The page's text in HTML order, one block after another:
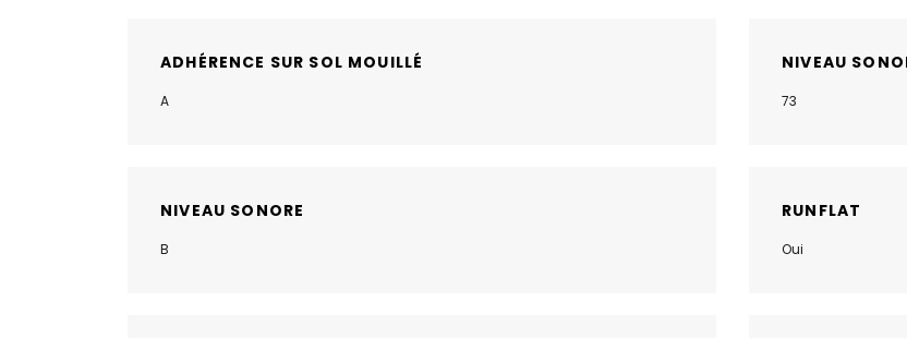
ADHÉRENCE SUR SOL MOUILLÉ
A
NIVEAU
73
NIVEAU SONORE
B
RUNFLAT
Oui